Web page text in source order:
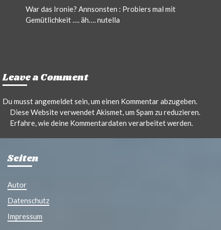
War das Ironie? Annsonsten : Probiers mal mit
Gemütlichkeit …. äh…. nutella
Leave a Comment
Du musstangemeldetsein, um einen Kommentar abzugeben.
Diese Website verwendet Akismet, um Spam zu reduzieren.
Erfahre, wie deine Kommentardaten verarbeitet werden.
Seiten
Autor
Datenschutz
Impressum